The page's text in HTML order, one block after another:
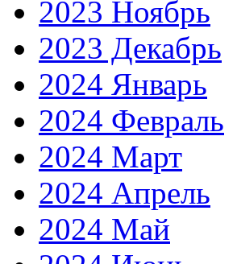
2023 Ноябрь
2023 Декабрь
2024 Январь
2024 Февраль
2024 Март
2024 Апрель
2024 Май